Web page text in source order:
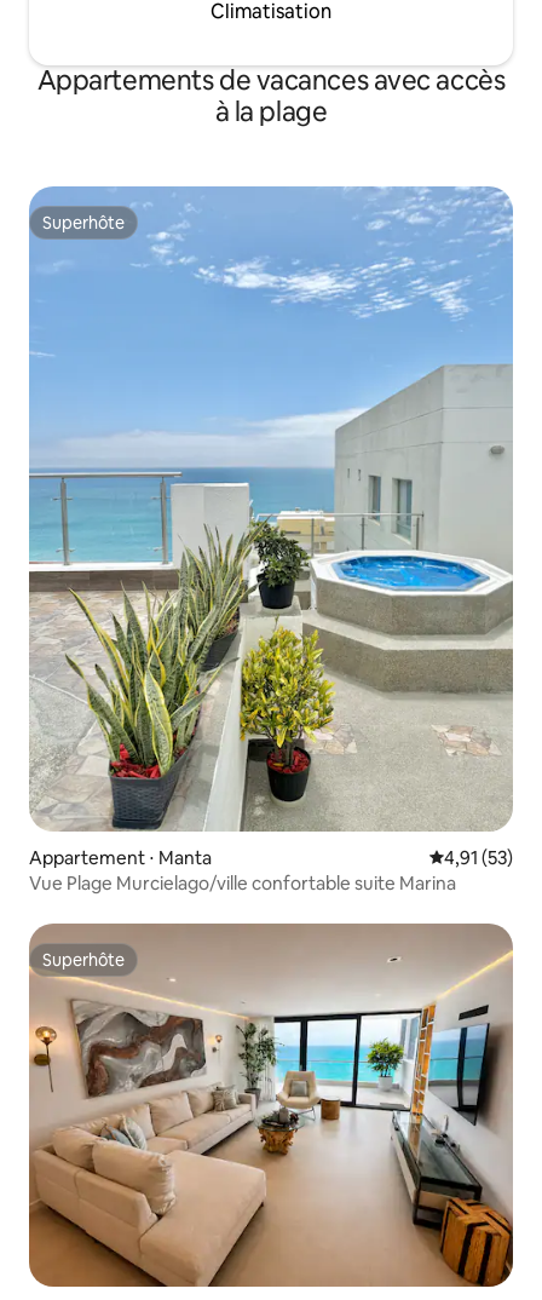
Climatisation
Appartements de vacances avec accès
à la plage
Superhôte
Superhôte
Appartement ⋅ Manta Évaluation
4,91 (53)
Vue Plage Murcielago/ville confortable suite Marina
Superhôte
Superhôte